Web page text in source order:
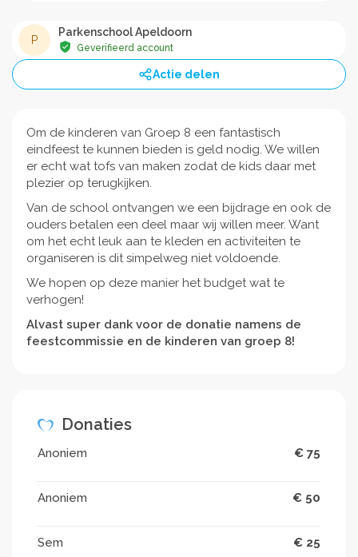
P
Parkenschool Apeldoorn
Geverifieerd account
Actie delen
Om de kinderen van Groep 8 een fantastisch
eindfeest te kunnen bieden is geld nodig. We willen
er echt wat tofs van maken zodat de kids daar met
plezier op terugkijken.
Van de school ontvangen we een bijdrage en ook de
ouders betalen een deel maar wij willen meer. Want
om het echt leuk aan te kleden en activiteiten te
organiseren is dit simpelweg niet voldoende.
We hopen op deze manier het budget wat te
verhogen!
Alvast super dank voor de donatie namens de
feestcommissie en de kinderen van groep 8!
Donaties
Anoniem € 75
Anoniem € 50
Sem € 25